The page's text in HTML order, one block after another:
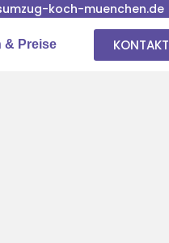
koch-muenchen.de
& Preise KONTAKT